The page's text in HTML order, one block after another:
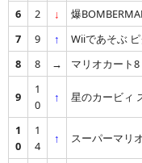
6 2 ↓ 爆
7
9 ↑ Wiiであそぶ
8
8 → マリオカート8
9
1
0
↑ 星のカービィ
1
0
1
4
↑ スーパーマリ